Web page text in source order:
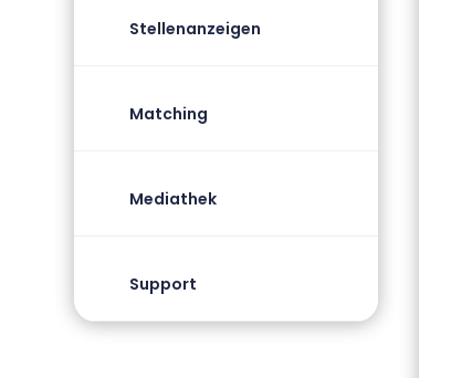
Stellenanzeigen
Matching
Mediathek
Support